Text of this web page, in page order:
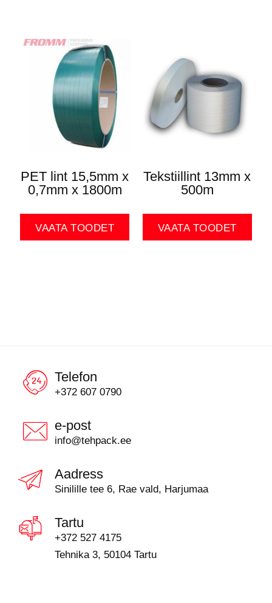
PET lint 15,5mm x
0,7mm x 1800m
VAATA TOODET
Tekstiillint 13mm x
500m
VAATA TOODET
Telefon
+372 607 0790
e-post
info@tehpack.ee
Aadress
Sinilille tee 6, Rae vald, Harjumaa
Tartu
+372 527 4175
Tehnika 3, 50104 Tartu